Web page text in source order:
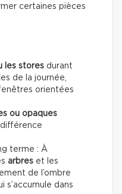
certaines pièces
les stores durant
de la journée,
orientées
ou opaques
terme : À
arbres et les
de l’ombre
s’accumule dans